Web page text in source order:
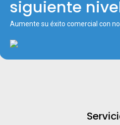
siguiente
Aumente su éxito comercial con